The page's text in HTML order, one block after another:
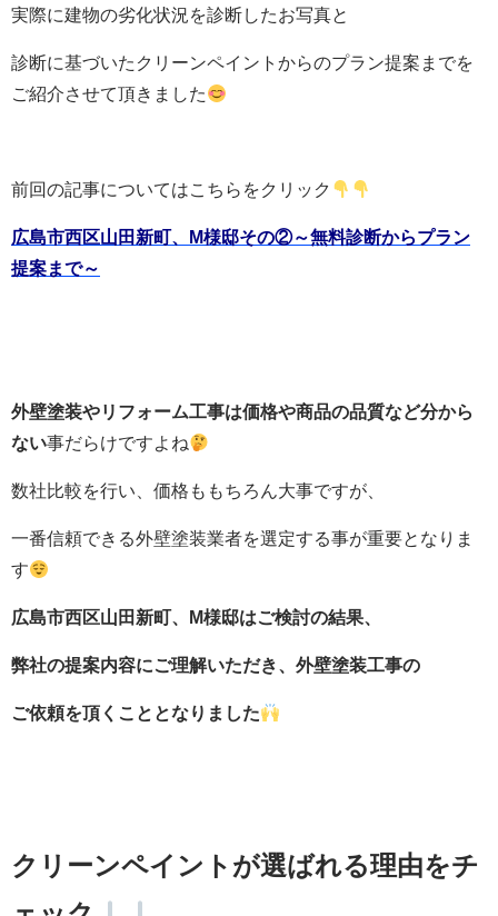
実際に建物の劣化状況を診断したお写真と
診断に基づいたクリーンペイントからのプラン提案までを
ご紹介させて頂きました
前回の記事についてはこちらをクリック
広島市西区山田新町、M様邸その②～無料診断からプラン
提案まで～
外壁塗装やリフォーム工事は価格や商品の品質など分から
ない事だらけですよね
数社比較を行い、価格ももちろん大事ですが、
一番信頼できる外壁塗装業者を選定する事が重要となりま
す
広島市西区山田新町、M様邸はご検討の結果、
弊社の提案内容にご理解いただき、 外壁塗装工事の
ご依頼を頂くこととなりました
クリーンペイントが選ばれる理由をチ